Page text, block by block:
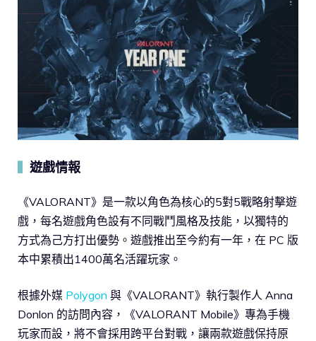
遊戲情報
《VALORANT》是一款以角色為核心的5對5戰略射擊遊
戲，每名遊戲角色設有不同戰鬥風格及技能，以獨特的
方式為己方打出優勢。遊戲推出至今約有一年，在 PC 版
本中累積出1400萬名活躍玩家。
根據外媒 Polygon 與《VALORANT》執行製作人 Anna
Donlon 的訪問內容，《VALORANT Mobile》專為手機
玩家而設，將不會採用跨平台對戰，讓兩款遊戲保持原